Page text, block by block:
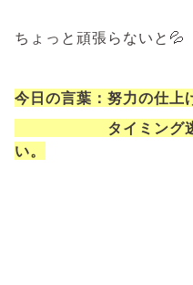
ちょっと頑張らないと💦
今日の言葉：努力の仕上
タイミング逃した
い。